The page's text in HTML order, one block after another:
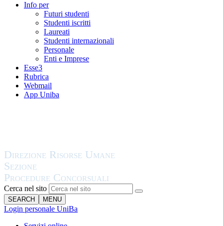
Info per
Futuri studenti
Studenti iscritti
Laureati
Studenti internazionali
Personale
Enti e Imprese
Esse3
Rubrica
Webmail
App Uniba
Cerca nel sito
SEARCH MENU
Login personale UniBa